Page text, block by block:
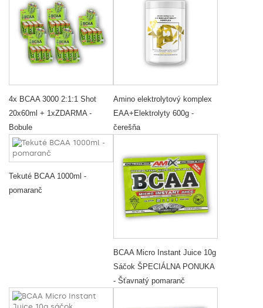
4x BCAA 3000 2:1:1 Shot
20x60ml + 1xZDARMA -
Bobule
Amino elektrolytový komplex
EAA+Elektrolyty 600g -
čerešňa
Tekuté BCAA 1000ml -
pomaranč
BCAA Micro Instant Juice 10g
Sáčok ŠPECIÁLNA PONUKA
- Šťavnatý pomaranč